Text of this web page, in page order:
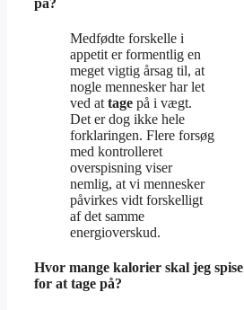
på?
Medfødte forskelle i
appetit er formentlig en
meget vigtig årsag til, at
nogle mennesker har let
ved at tage på i vægt.
Det er dog ikke hele
forklaringen. Flere forsøg
med kontrolleret
overspisning viser
nemlig, at vi mennesker
påvirkes vidt forskelligt
af det samme
energioverskud.
Hvor mange kalorier skal jeg spise
for at tage på?